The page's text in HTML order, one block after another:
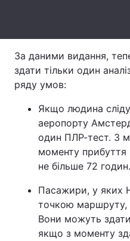
Інтерв'ю
Архів
Контакти
Послуги
За даними видання,
здати тільки один
ряду умов:
Якщо людина
аеропорту
один ПЛР-тест. З
моменту прибуття
не більше 72 годин.
Пасажири, у яких
точкою маршруту,
Вони можуть
якщо з моменту